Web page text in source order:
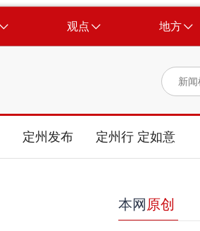
观点 地方
定州发布 定州行 定如意
本网 原创